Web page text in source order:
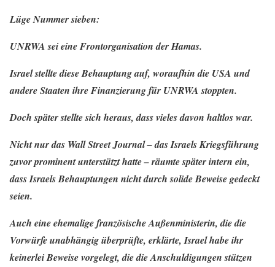
Lüge Nummer sieben:
UNRWA sei eine Frontorganisation der Hamas.
Israel stellte diese Behauptung auf, woraufhin die USA und
andere Staaten ihre Finanzierung für UNRWA stoppten.
Doch später stellte sich heraus, dass vieles davon haltlos war.
Nicht nur das Wall Street Journal – das Israels Kriegsführung
zuvor prominent unterstützt hatte – räumte später intern ein,
dass Israels Behauptungen nicht durch solide Beweise gedeckt
seien.
Auch eine ehemalige französische Außenministerin, die die
Vorwürfe unabhängig überprüfte, erklärte, Israel habe ihr
keinerlei Beweise vorgelegt, die die Anschuldigungen stützen